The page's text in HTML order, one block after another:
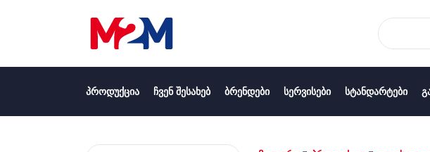
ᲞᲠᲝᲓᲣᲥᲪᲘᲐ ᲩᲕᲔᲜ ᲨᲔᲡᲐᲮᲔᲑ ᲑᲠᲔᲜᲓᲔᲑᲘ ᲡᲔᲠᲕᲘᲡᲔᲑᲘ ᲡᲢᲐᲜᲓᲐᲠᲢᲔᲑᲘ